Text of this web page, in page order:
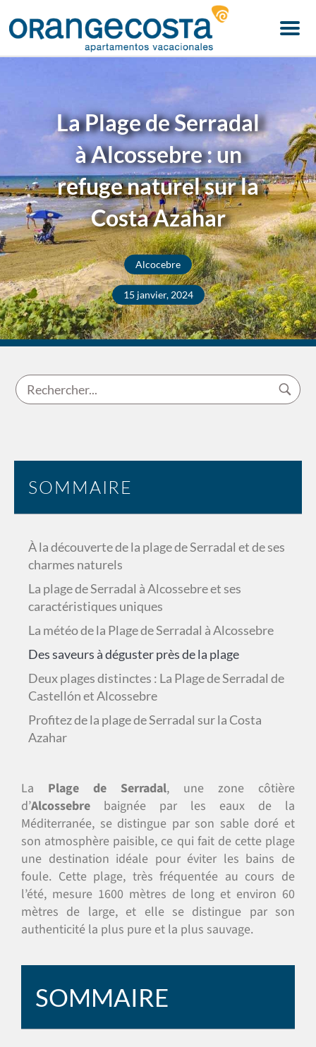
Menu
La Plage de Serradal
à Alcossebre : un
refuge naturel sur la
Costa Azahar
Alcocebre
15 janvier, 2024
SOMMAIRE
À la découverte de la plage de Serradal et de ses
charmes naturels
La plage de Serradal à Alcossebre et ses
caractéristiques uniques
La météo de la Plage de Serradal à Alcossebre
Des saveurs à déguster près de la plage
Deux plages distinctes : La Plage de Serradal de
Castellón et Alcossebre
Profitez de la plage de Serradal sur la Costa
Azahar
La Plage de Serradal, une zone côtière
d’Alcossebre baignée par les eaux de la
Méditerranée, se distingue par son sable doré et
son atmosphère paisible, ce qui fait de cette plage
une destination idéale pour éviter les bains de
foule. Cette plage, très fréquentée au cours de
l’été, mesure 1600 mètres de long et environ 60
mètres de large, et elle se distingue par son
authenticité la plus pure et la plus sauvage.
SOMMAIRE